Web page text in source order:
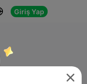
Giriş Yap
